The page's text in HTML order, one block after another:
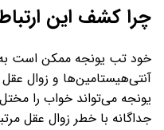
چرا کشف این
خود تب یونجه ممکن است
آنتی‌هیستامین‌ها و زوال
یونجه می‌تواند خواب را
جداگانه با خطر زوال عقل